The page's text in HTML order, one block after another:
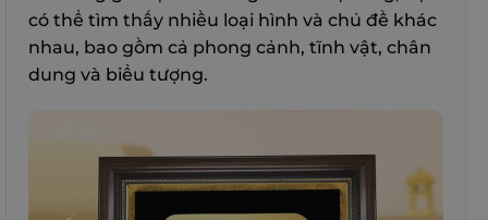
có thể tìm thấy nhiều loại hình và chủ đề khác
nhau, bao gồm cả phong cảnh, tĩnh vật, chân
dung và biểu tượng.